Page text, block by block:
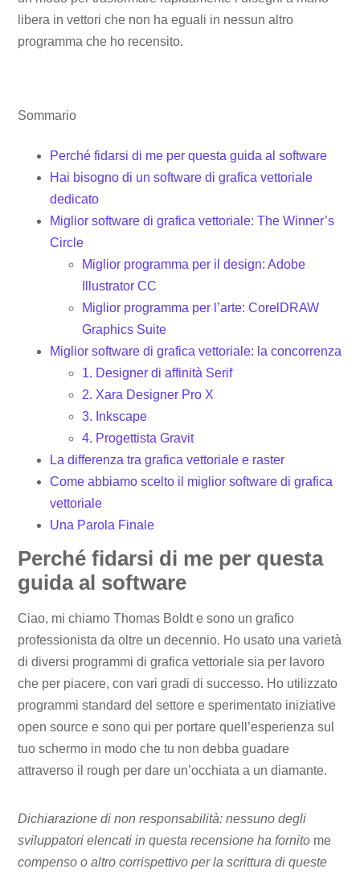
libera in vettori che non ha eguali in nessun altro
programma che ho recensito.
Sommario
Perché fidarsi di me per questa guida al software
Hai bisogno di un software di grafica vettoriale
dedicato
Miglior software di grafica vettoriale: The Winner’s
Circle
Miglior programma per il design: Adobe
Illustrator CC
Miglior programma per l’arte: CorelDRAW
Graphics Suite
Miglior software di grafica vettoriale: la concorrenza
1. Designer di affinità Serif
2. Xara Designer Pro X
3. Inkscape
4. Progettista Gravit
La differenza tra grafica vettoriale e raster
Come abbiamo scelto il miglior software di grafica
vettoriale
Una Parola Finale
Perché fidarsi di me per questa
guida al software
Ciao, mi chiamo Thomas Boldt e sono un grafico
professionista da oltre un decennio. Ho usato una varietà
di diversi programmi di grafica vettoriale sia per lavoro
che per piacere, con vari gradi di successo. Ho utilizzato
programmi standard del settore e sperimentato iniziative
open source e sono qui per portare quell’esperienza sul
tuo schermo in modo che tu non debba guadare
attraverso il rough per dare un’occhiata a un diamante.
Dichiarazione di non responsabilità: nessuno degli
sviluppatori elencati in questa recensione ha fornito me
compenso o altro corrispettivo per la scrittura di queste